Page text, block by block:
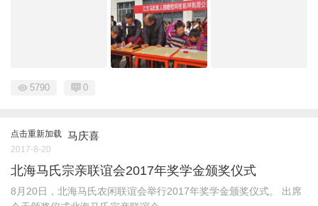
5790 0
点击重新加载 马庆喜
2017-8-20
北海马氏宗亲联谊会2017年奖学金颁奖仪式
8月20日，北海马氏农闲联谊会举行2017年奖学金颁奖仪式。 出席